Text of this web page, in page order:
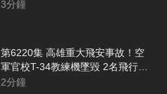
只能堅決抵制
3分鐘
第6220集 高雄重大飛安事故！空
軍官校T-34教練機墜毀 2名飛行員
殉職
2分鐘